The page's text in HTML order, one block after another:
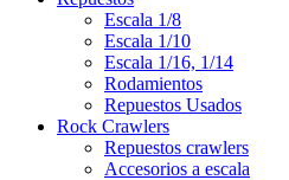
Escala 1/8
Escala 1/10
Escala 1/16, 1/14
Rodamientos
Repuestos Usados
Rock Crawlers
Repuestos crawlers
Accesorios a escala